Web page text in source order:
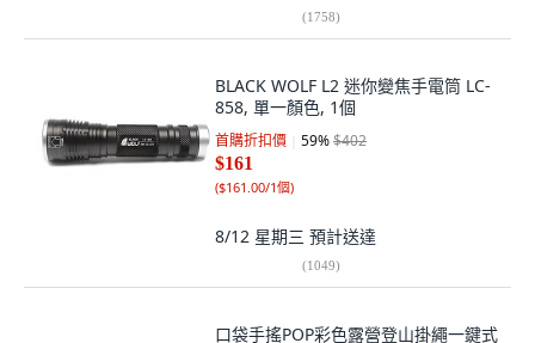
(1758)
BLACK WOLF L2 迷你變焦手電筒 LC-
858, 單一顏色, 1個
首購折扣價 59%$402
$161
($161.00/1個)
8/12 星期三 預計送達
(1049)
口袋手搖POP彩色露營登山掛繩一鍵式